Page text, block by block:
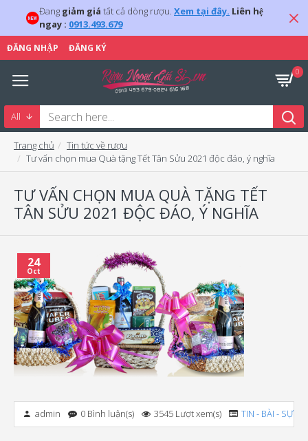
Đang giảm giá tất cả dòng rượu. Xem tại đây. Liên hệ
ngay : 0913.493.679
ĐĂNG NHẬP ĐĂNG KÝ
0
All
Trang chủ
Tin tức về rượu
Tư vấn chọn mua Quà tặng Tết Tân Sửu 2021 độc đáo, ý nghĩa
TƯ VẤN CHỌN MUA QUÀ TẶNG TẾT
TÂN SỬU 2021 ĐỘC ĐÁO, Ý NGHĨA
24
Oct
admin 0 Bình luận(s) 3545 Lượt xem(s) TIN - BÀI - SỰ